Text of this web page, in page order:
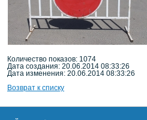
Количество показов: 1074
Дата создания: 20.06.2014 08:33:26
Дата изменения: 20.06.2014 08:33:26
Возврат к списку